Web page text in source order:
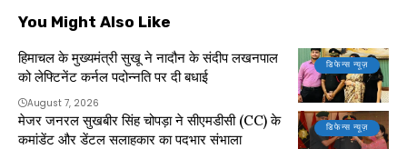
You Might Also Like
डिफेन्स न्यूज़
हिमाचल के मुख्यमंत्री सुखू ने नादौन के संदीप लखनपाल
को लेफ्टिनेंट कर्नल पदोन्नति पर दी बधाई
August 7, 2026
डिफेन्स न्यूज़
मेजर जनरल सुखबीर सिंह चोपड़ा ने सीएमडीसी (CC) के
कमांडेंट और डेंटल सलाहकार का पदभार संभाला